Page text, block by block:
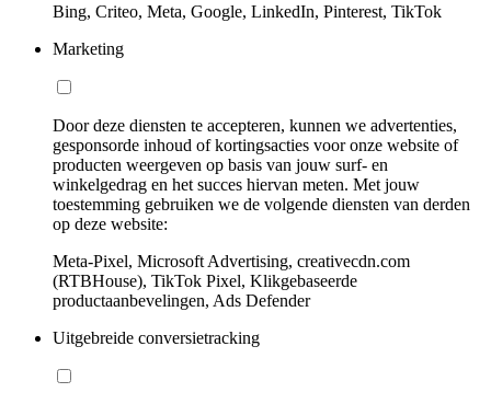
Bing, Criteo, Meta, Google, LinkedIn, Pinterest, TikTok
Marketing
Door deze diensten te accepteren, kunnen we advertenties,
gesponsorde inhoud of kortingsacties voor onze website of
producten weergeven op basis van jouw surf- en
winkelgedrag en het succes hiervan meten. Met jouw
toestemming gebruiken we de volgende diensten van derden
op deze website:
Meta-Pixel, Microsoft Advertising, creativecdn.com
(RTBHouse), TikTok Pixel, Klikgebaseerde
productaanbevelingen, Ads Defender
Uitgebreide conversietracking